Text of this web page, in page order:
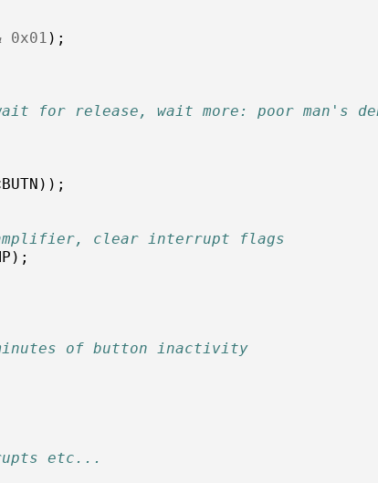
0x01 );
for release, wait more: poor man's
BUTN ));
amplifier, clear interrupt flags
);
of button inactivity
etc...